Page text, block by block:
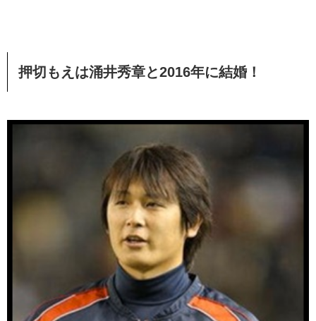
押切もえは涌井秀章と2016年に結婚！